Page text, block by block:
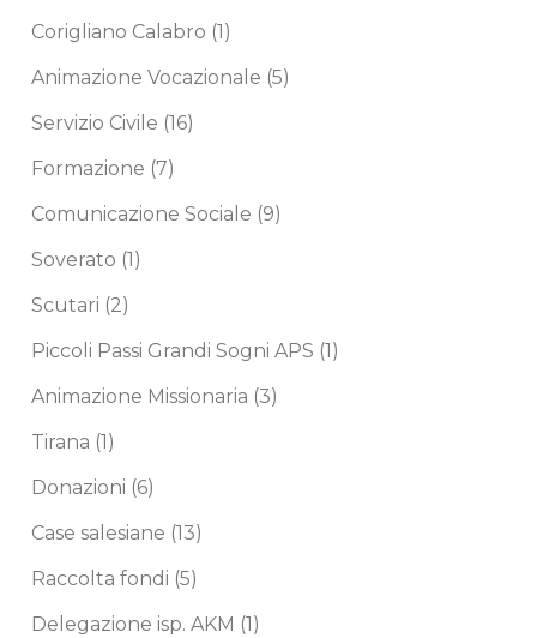
Corigliano Calabro (1)
Animazione Vocazionale (5)
Servizio Civile (16)
Formazione (7)
Comunicazione Sociale (9)
Soverato (1)
Scutari (2)
Piccoli Passi Grandi Sogni APS (1)
Animazione Missionaria (3)
Tirana (1)
Donazioni (6)
Case salesiane (13)
Raccolta fondi (5)
Delegazione isp. AKM (1)